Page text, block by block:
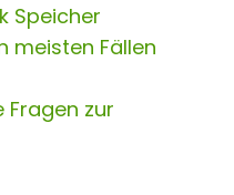
Speicher
meisten Fällen
Fragen zur